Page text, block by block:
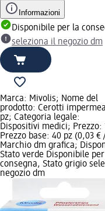
Informazioni
Disponibile per la
seleziona il negozio dm
Marca: Mivolis; Nome del
prodotto: Cerotti
pz; Categoria legale:
Dispositivi medici; Prezzo:
Prezzo base: 40 pz (0,03 €
Marchio dm grafica;
Stato verde Disponibile
consegna, Stato grigio
negozio dm